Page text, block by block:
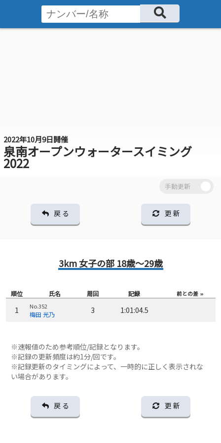
2022年10月9日開催
泉南オープンウォータースイミング
2022
戻 る 更 新
3km 女子の部 18歳～29歳
順位 氏名 周回 記録 前との差
1 No.352
梅田 光乃 3 1:01:04.5
※速報値のため参考順位/記録となります。
※記録の更新頻度は約1分/回です。
※記録更新のタイミングによって、一時的に正しく表示されな
い場合があります。
戻 る 更 新